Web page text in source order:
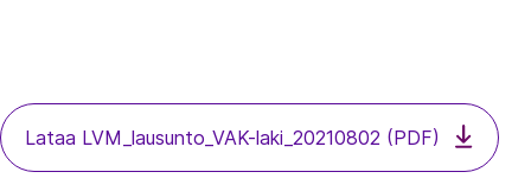
Lataa LVM_lausunto_VAK-laki_20210802 (PDF)